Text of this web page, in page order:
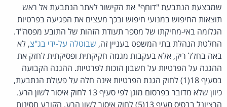
שמבצעת הנתבעת "דוחף" את הקישור לאתר הנתבעת אל ראש
תוצאות החיפוש במנועי חיפוש ובכך מעצים את הפגיעה בפרטיות
הגלומה באי-מחיקתו של מספר תעודת הזהות של התובע מפסה"ד.
החלטת הנהלת בתי המשפט בעניין זה, שבוטלה על-ידי בג"צ, לא
באה בחלל ריק, אלא בעקבות מגמה חקיקתית ופסיקתית לחזק את
ההגנה על הפרטיות על חשבון הזכות לפרטיות. ההגנה הקבועה
בסעיף 18(1) לחוק הגנת הפרטיות אינה חלה על פעולת הנתבעת,
כיוון שלא מדובר בפרסום מוגן לפי סעיף 13 לחוק איסור לשון הרע.
הרציונל בבסיס סעיף 13(5) לחוק איסור לשון הרע, הקובע חסינות